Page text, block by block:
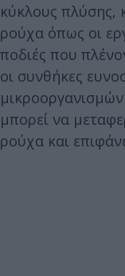
κύκλους πλύσης,
ρούχα όπως οι
ποδιές που
οι συνθήκες
μπορεί να
ρούχα και